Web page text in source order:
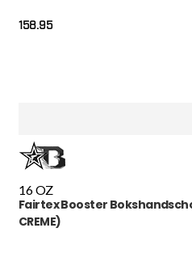
158.95
16 OZ
Fairtex Booster
CREME)